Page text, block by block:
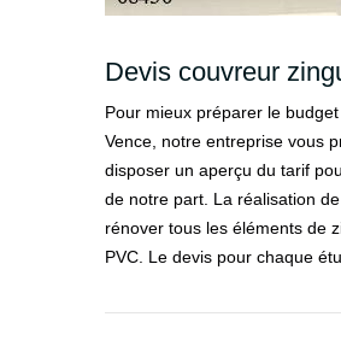
Devis couvreur
Pour mieux préparer le
Vence, notre entreprise vous
disposer un aperçu du tarif
de notre part. La réalisation
rénover tous les éléments de
PVC. Le devis pour chaque